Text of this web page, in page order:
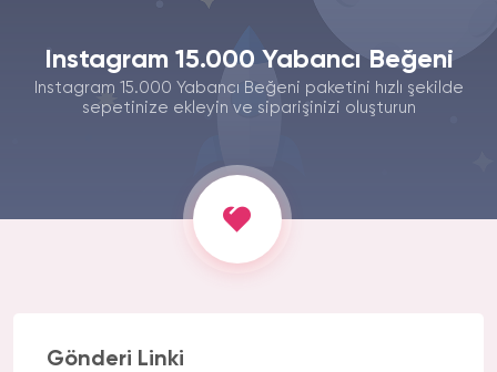
Instagram 15.000 Yabancı Beğeni
Instagram 15.000 Yabancı Beğeni paketini hızlı şekilde
sepetinize ekleyin ve siparişinizi oluşturun
Gönderi Linki